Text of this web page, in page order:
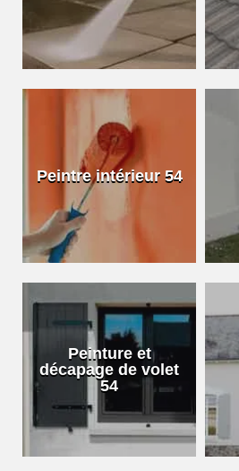
Peintre intérieur 54
Peinture et
décapage de volet
54